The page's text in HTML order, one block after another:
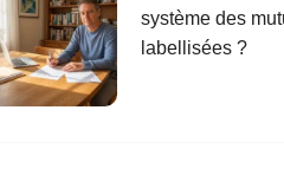
système des
labellisées ?